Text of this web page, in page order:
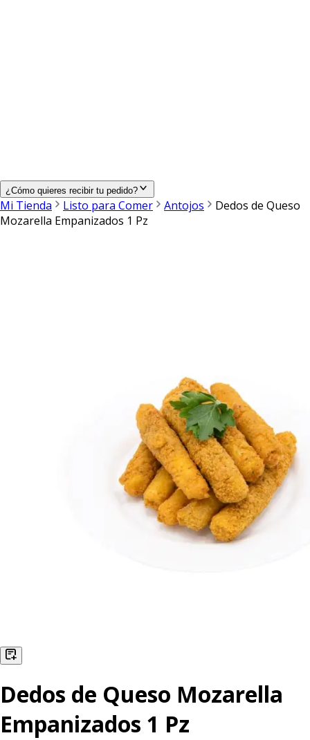
¿Cómo quieres recibir tu pedido?
Mi Tienda Listo para Comer Antojos
Dedos de Queso
Mozarella Empanizados 1 Pz
Dedos de Queso Mozarella
Empanizados 1 Pz